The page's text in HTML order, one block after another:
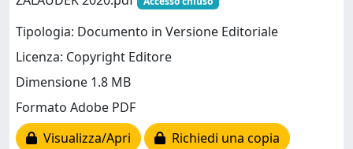
Tipologia: Documento in Versione Editoriale
Licenza: Copyright Editore
Dimensione 1.8 MB
Formato Adobe PDF
Visualizza/Apri
Richiedi una copia